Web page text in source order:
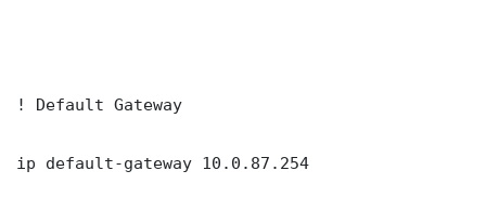
! Default Gateway
ip default-gateway 10.0.87.254